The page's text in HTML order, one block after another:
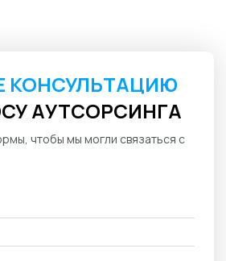
КОНСУЛЬТАЦИЮ
АУТСОРСИНГА
чтобы мы могли связаться с